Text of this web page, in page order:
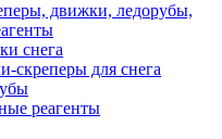
движки, ледорубы,
снега
скреперы для снега
реагенты